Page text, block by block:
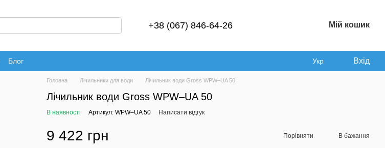
+38 (067) 846-64-26 Мій кошик
Блог Укр Вхід
Головна Лічильники для води Лічильник води Gross WPW–UA 50
Лічильник води Gross WPW–UA 50
В наявності Артикул: WPW–UA 50 Написати відгук
9 422 грн Порівняти В бажання